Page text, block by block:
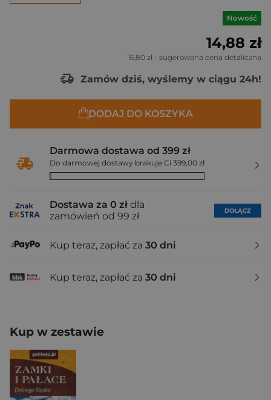
Nowość
14,88 zł
16,80 zł - sugerowana cena detaliczna
Zamów dziś, wyślemy w ciągu 24h!
DODAJ DO KOSZYKA
Darmowa dostawa od 399 zł
Do darmowej dostawy brakuje Ci 399,00 zł
Dostawa za 0 zł dla
zamówień od 99 zł
DOŁĄCZ
Kup teraz, zapłać za 30 dni
Kup teraz, zapłać za 30 dni
Kup w zestawie